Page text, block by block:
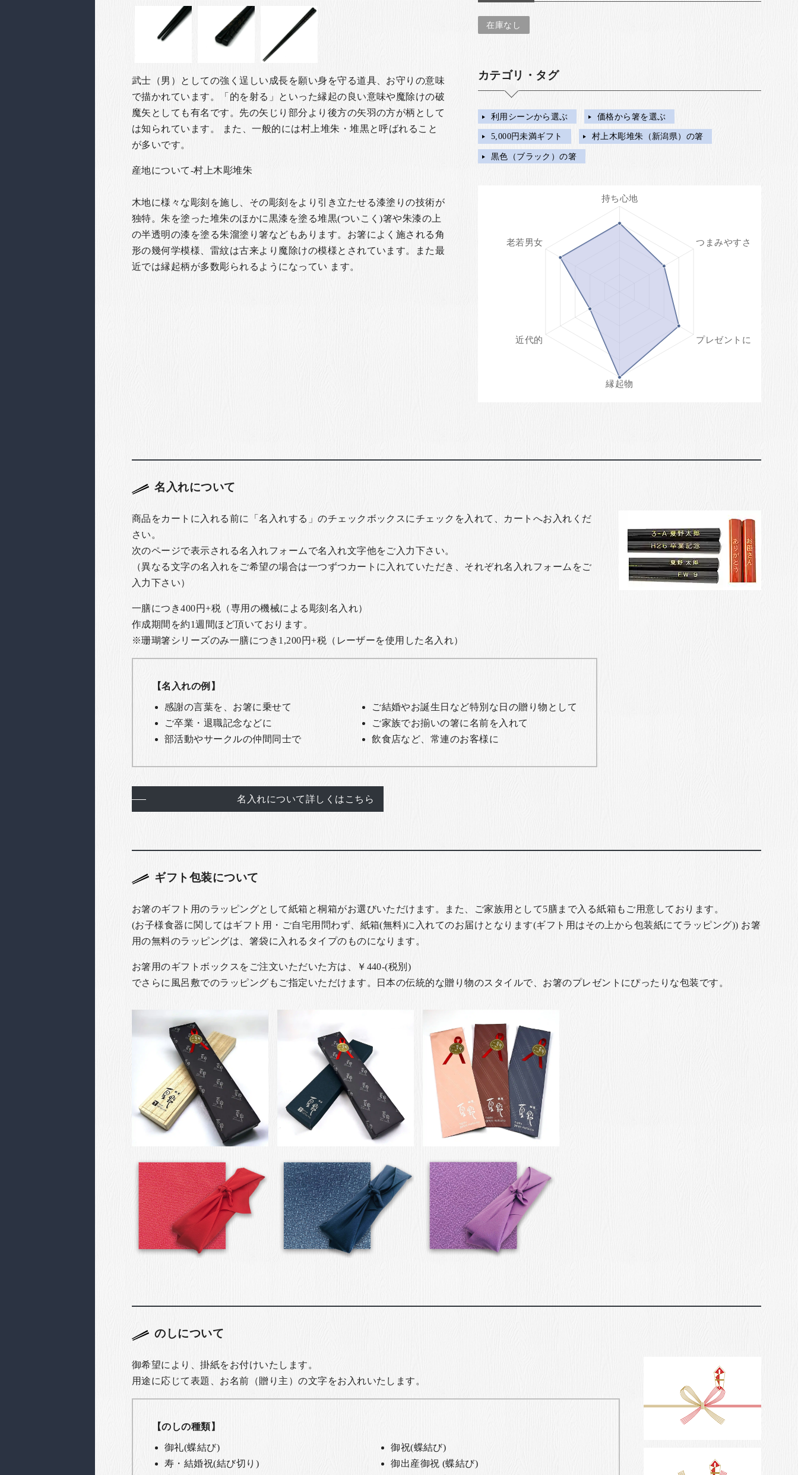
武士（男）としての強く逞しい成長を願い身を守る道具、お守りの意味
で描かれています。「的を射る」といった縁起の良い意味や魔除けの破
魔矢としても有名です。先の矢じり部分より後方の矢羽の方が柄として
は知られています。 また、一般的には村上堆朱・堆黒と呼ばれること
が多いです。
産地について-村上木彫堆朱
木地に様々な彫刻を施し、その彫刻をより引き立たせる漆塗りの技術が
独特。朱を塗った堆朱のほかに黒漆を塗る堆黒(ついこく)箸や朱漆の上
の半透明の漆を塗る朱溜塗り箸などもあります。お箸によく施される角
形の幾何学模様、雷紋は古来より魔除けの模様とされています。また最
近では縁起柄が多数彫られるようになってい ます。
在庫なし
カテゴリ・タグ
利用シーンから選ぶ 価格から箸を選ぶ
5,000円未満ギフト 村上木彫堆朱（新潟県）の箸
黒色（ブラック）の箸
名入れについて
商品をカートに入れる前に「名入れする」のチェックボックスにチェックを入れて、カートへお入れくだ
さい。
次のページで表示される名入れフォームで名入れ文字他をご入力下さい。
（異なる文字の名入れをご希望の場合は一つずつカートに入れていただき、それぞれ名入れフォームをご
入力下さい）
一膳につき400円+税（専用の機械による彫刻名入れ）
作成期間を約1週間ほど頂いております。
※珊瑚箸シリーズのみ一膳につき1,200円+税 （レーザーを使用した名入れ）
【名入れの例】
感謝の言葉を、お箸に乗せて
ご結婚やお誕生日など特別な日の贈り物として
ご卒業・退職記念などに
ご家族でお揃いの箸に名前を入れて
部活動やサークルの仲間同士で
飲食店など、常連のお客様に
名入れについて詳しくはこちら
ギフト包装について
お箸のギフト用のラッピングとして紙箱と桐箱がお選びいただけます。また、ご家族用として5膳まで入る紙箱もご用意しております。
(お子様食器に関してはギフト用・ご自宅用問わず、紙箱(無料)に入れてのお届けとなります(ギフト用はその上から包装紙にてラッピング)) お箸
用の無料のラッピングは、箸袋に入れるタイプのものになります。
お箸用のギフトボックスをご注文いただいた方は、￥440-(税別)
でさらに風呂敷でのラッピングもご指定いただけます。日本の伝統的な贈り物のスタイルで、お箸のプレゼントにぴったりな包装です。
のしについて
御希望により、掛紙をお付けいたします。
用途に応じて表題、お名前（贈り主）の文字をお入れいたします。
【のしの種類】
御礼(蝶結び)
御祝(蝶結び)
寿・結婚祝(結び切り)
御出産御祝 (蝶結び)